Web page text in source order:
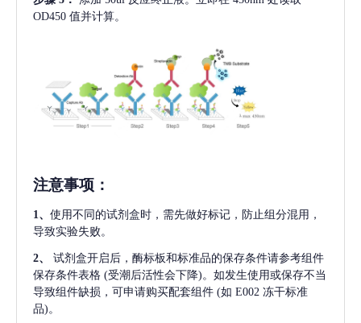
OD450 值并计算。
注意事项 ：
1、 使用不同的试剂盒时，需先做好标记，防止组分混用，
导致实验失败。
2、
试剂盒开启后，酶标板和标准品的保存条件请参考组件
保存条件表格 (受潮后活性会下降)。如发生使用或保存不当
导致组件缺损，可申请购买配套组件 (如 E002 冻干标准
品)。